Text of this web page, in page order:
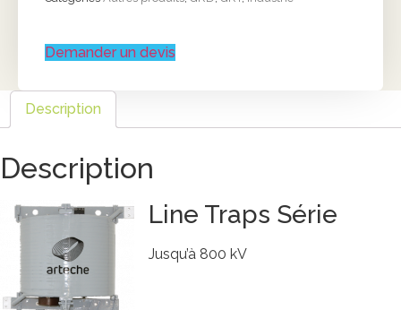
Demander un devis
Description
Description
Line Traps Série
Jusqu’à 800 kV